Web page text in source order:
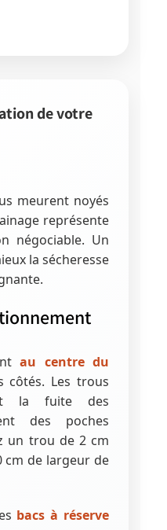
de votre
meurent noyés
représente
négociable. Un
la sécheresse
au centre du
côtés. Les trous
la fuite des
des poches
un trou de 2 cm
cm de largeur de
bacs à réserve